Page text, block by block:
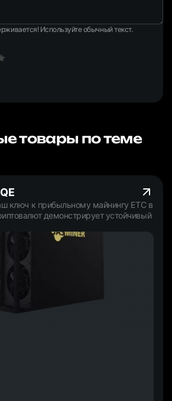
Используйте обычный текст.
товары по теме
ключ к прибыльному майнингу ETC в
демонстрирует устойчивый